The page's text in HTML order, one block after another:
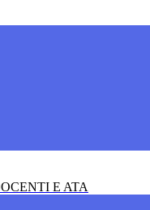
E ATA